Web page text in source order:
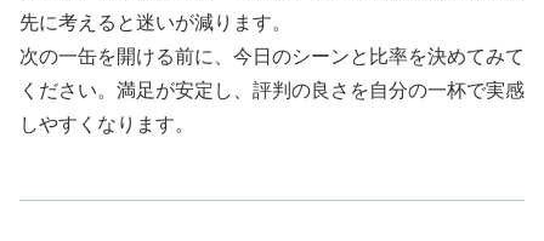
先に考えると迷いが減ります。
次の一缶を開ける前に、今日のシーンと比率を決めてみて
ください。満足が安定し、評判の良さを自分の一杯で実感
しやすくなります。